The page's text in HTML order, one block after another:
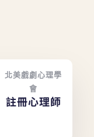
北美戲劇心理學
會
註冊心理師